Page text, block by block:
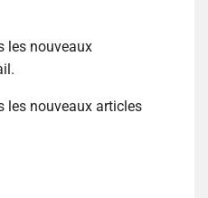
les nouveaux
les nouveaux articles